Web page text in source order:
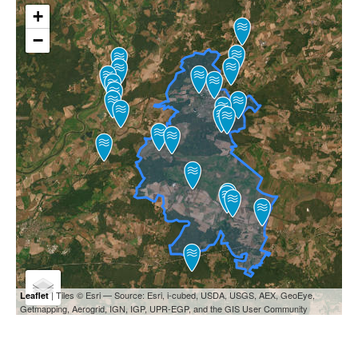
+
−
Leaflet| Tiles © Esri — Source: Esri, i-cubed, USDA, USGS, AEX, GeoEye,
Getmapping, Aerogrid, IGN, IGP, UPR-EGP, and the GIS User Community